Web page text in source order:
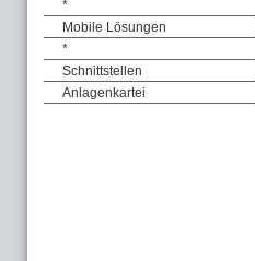
*
Mobile Lösungen
*
Schnittstellen
Anlagenkartei